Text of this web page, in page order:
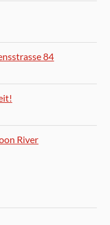
84
River